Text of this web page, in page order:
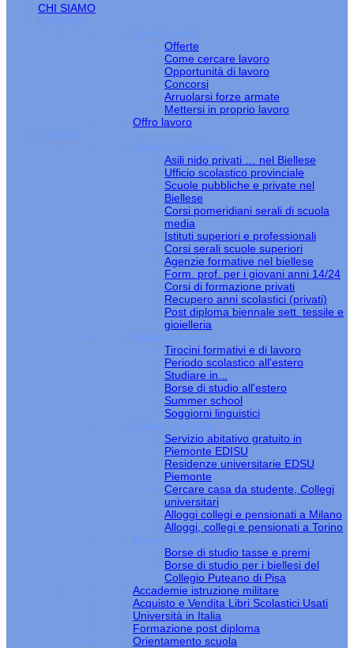
CHI SIAMO
LAVORO
Cerco Lavoro
Offerte
Come cercare lavoro
Opportunità di lavoro
Concorsi
Arruolarsi forze armate
Mettersi in proprio lavoro
Offro lavoro
STUDIO
Scuole nel Biellese
Asili nido privati … nel Biellese
Ufficio scolastico provinciale
Scuole pubbliche e private nel
Biellese
Corsi pomeridiani serali di scuola
media
Istituti superiori e professionali
Corsi serali scuole superiori
Agenzie formative nel biellese
Form. prof. per i giovani anni 14/24
Corsi di formazione privati
Recupero anni scolastici (privati)
Post diploma biennale sett. tessile e
gioielleria
Studiare estero
Tirocini formativi e di lavoro
Periodo scolastico all'estero
Studiare in...
Borse di studio all'estero
Summer school
Soggiorni linguistici
Collegi e alloggi
Servizio abitativo gratuito in
Piemonte EDISU
Residenze universitarie EDSU
Piemonte
Cercare casa da studente, Collegi
universitari
Alloggi collegi e pensionati a Milano
Alloggi, collegi e pensionati a Torino
Borse e diritto allo studio
Borse di studio tasse e premi
Borse di studio per i biellesi del
Collegio Puteano di Pisa
Accademie istruzione militare
Acquisto e Vendita Libri Scolastici Usati
Università in Italia
Formazione post diploma
Orientamento scuola